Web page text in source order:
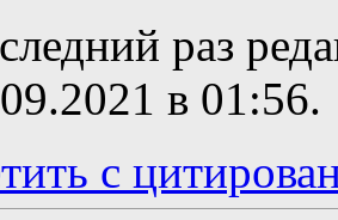
раз
в 01:56.
с